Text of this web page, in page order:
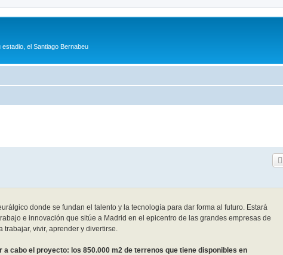
el Santiago Bernabeu
donde se fundan el talento y la tecnología para dar forma al futuro. Estará
e innovación que sitúe a Madrid en el epicentro de las grandes empresas de
vivir, aprender y divertirse.
cabo el proyecto: los 850.000 m2 de terrenos que tiene disponibles en